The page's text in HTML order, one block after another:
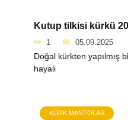
Kutup tilkisi kürkü
1 05.09.2025
Doğal kürkten yapılmış
hayali
KÜRK MANTOLAR